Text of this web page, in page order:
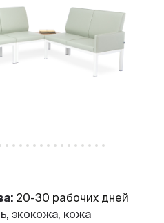
20-30 рабочих дней
экокожа, кожа